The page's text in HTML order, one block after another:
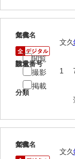
徳山毛
両公伝
11
文書名
請求番号
分類
年代
文
数量
1
閲覧
撮影
掲載
12
文書名
年代
文